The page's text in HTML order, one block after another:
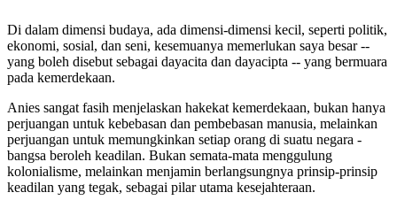
Di dalam dimensi budaya, ada dimensi-dimensi kecil, seperti politik,
ekonomi, sosial, dan seni, kesemuanya memerlukan saya besar --
yang boleh disebut sebagai dayacita dan dayacipta -- yang bermuara
pada kemerdekaan.
Anies sangat fasih menjelaskan hakekat kemerdekaan, bukan hanya
perjuangan untuk kebebasan dan pembebasan manusia, melainkan
perjuangan untuk memungkinkan setiap orang di suatu negara -
bangsa beroleh keadilan. Bukan semata-mata menggulung
kolonialisme, melainkan menjamin berlangsungnya prinsip-prinsip
keadilan yang tegak, sebagai pilar utama kesejahteraan.